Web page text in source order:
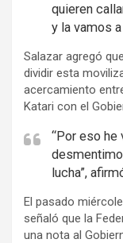
:
quieren
y la vamos
Salazar agregó
dividir esta
acercamiento
Katari con el
“Por eso he
lucha”,
El pasado
señaló que la
una nota al